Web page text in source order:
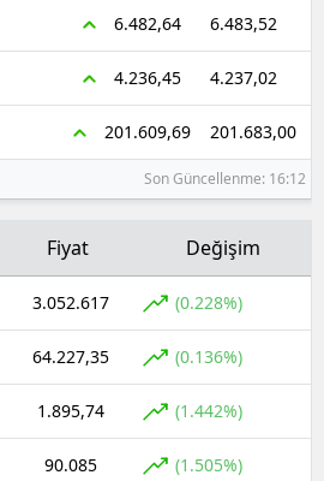
6.482,64 6.483,52
4.236,45 4.237,02
201.609,69 201.683,00
Son Güncellenme: 16:12
Fiyat Değişim
3.052.617 (0.228%)
64.227,35 (0.136%)
1.895,74 (1.442%)
90.085 (1.505%)